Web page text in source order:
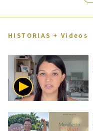
HISTORIAS + Videos